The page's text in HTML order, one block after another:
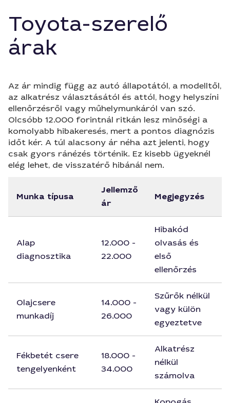
Toyota-szerelő
árak
Az ár mindig függ az autó állapotától, a modelltől,
az alkatrész választásától és attól, hogy helyszíni
ellenőrzésről vagy műhelymunkáról van szó.
Olcsóbb 12.000 forintnál ritkán lesz minőségi a
komolyabb hibakeresés, mert a pontos diagnózis
időt kér. A túl alacsony ár néha azt jelenti, hogy
csak gyors ránézés történik. Ez kisebb ügyeknél
elég lehet, de visszatérő hibánál nem.
Munka típusa
Jellemző
ár
Megjegyzés
Alap
diagnosztika
12.000 -
22.000
Hibakód
olvasás és
első
ellenőrzés
Olajcsere
munkadíj
14.000 -
26.000
Szűrők nélkül
vagy külön
egyeztetve
Fékbetét csere
tengelyenként
18.000 -
34.000
Alkatrész
nélkül
számolva